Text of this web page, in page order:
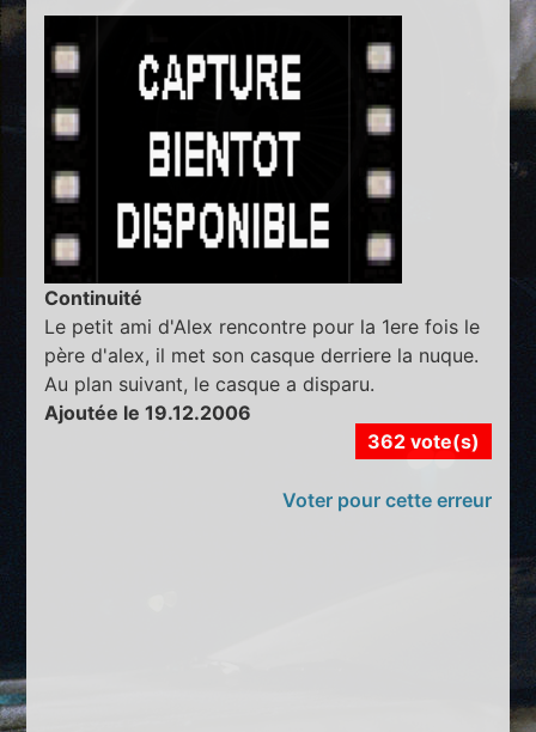
Continuité
Le petit ami d'Alex rencontre pour la 1ere fois le
père d'alex, il met son casque derriere la nuque.
Au plan suivant, le casque a disparu.
Ajoutée le 19.12.2006
362 vote(s)
Voter pour cette erreur